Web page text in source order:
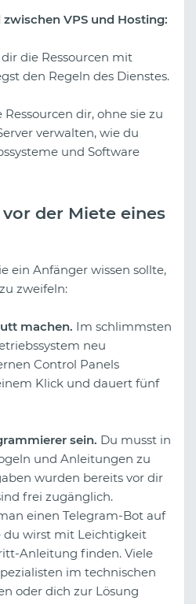
VPS und Hosting:
die Ressourcen mit
den Regeln des Dienstes.
dir, ohne sie zu
verwalten, wie du
und Software
der Miete eines
ein Anfänger wissen sollte,
zweifeln:
machen. Im schlimmsten
neu
Control Panels
Klick und dauert fünf
sein. Du musst in
und Anleitungen zu
wurden bereits vor dir
frei zugänglich.
einen Telegram-Bot auf
du wirst mit Leichtigkeit
Anleitung finden. Viele
im technischen
oder dich zur Lösung